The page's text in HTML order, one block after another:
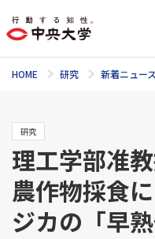
HOME 研究 新着ニュース
研究
理工学部准
農作物採食
ジカの「早